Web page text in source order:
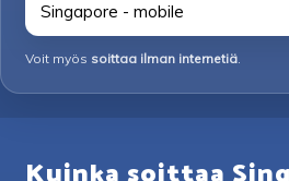
Singapore - mobile
Voit myös soittaa ilman internetiä.